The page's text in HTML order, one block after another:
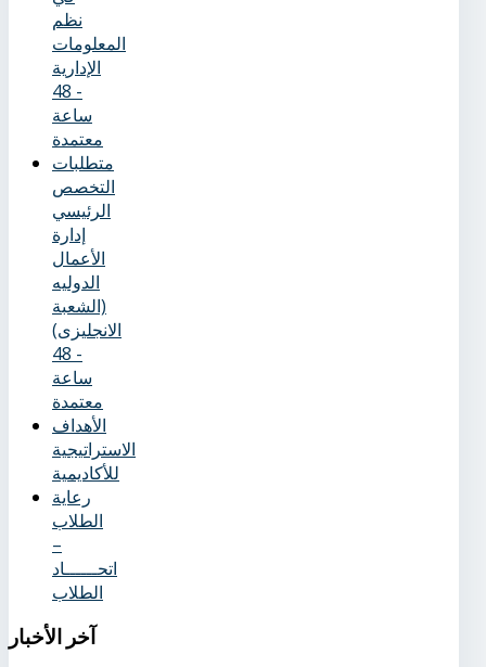
نظم
المعلومات
الإدارية
- 48
ساعة
معتمدة
متطلبات
التخصص
الرئيسي
إدارة
الأعمال
الدوليه
(الشعبة
الانجليزى)
- 48
ساعة
معتمدة
الأهداف
الاستراتيجية
للأكاديمية
رعاية
الطلاب
–
اتحــــــاد
الطلاب
آخر
الأخبار